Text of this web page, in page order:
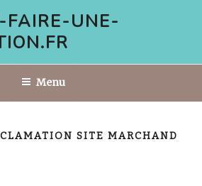
FAIRE-UNE-
Menu
SITE MARCHAND